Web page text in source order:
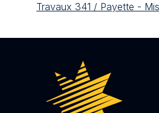
Travaux 341 / Payette -